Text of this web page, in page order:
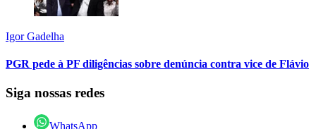
Igor Gadelha
PGR pede à PF diligências sobre denúncia contra vice de Flávio
Siga nossas redes
WhatsApp